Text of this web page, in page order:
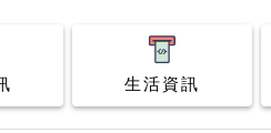
生活資訊